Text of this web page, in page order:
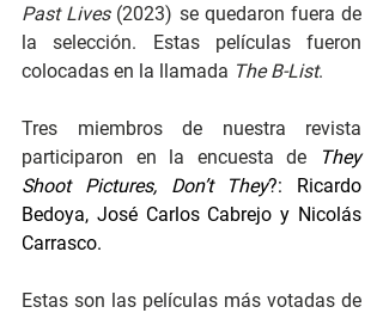
Past Lives (2023) se quedaron fuera de
la selección. Estas películas fueron
colocadas en la llamada The B-List.
Tres miembros de nuestra revista
participaron en la encuesta de
They
Shoot Pictures, Don’t They?: Ricardo
Bedoya, José Carlos Cabrejo y Nicolás
Carrasco.
Estas son las películas más votadas de